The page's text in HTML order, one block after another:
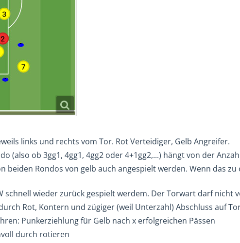
links und rechts vom Tor. Rot Verteidiger, Gelb Angreifer.
(also ob 3gg1, 4gg1, 4gg2 oder 4+1gg2,...) hängt von der
beiden Rondos von gelb auch angespielt werden. Wenn das
schnell wieder zurück gespielt werdem. Der Torwart darf
Rot, Kontern und zügiger (weil Unterzahl) Abschluss auf
Punkerziehlung für Gelb nach x erfolgreichen Pässen
durch rotieren